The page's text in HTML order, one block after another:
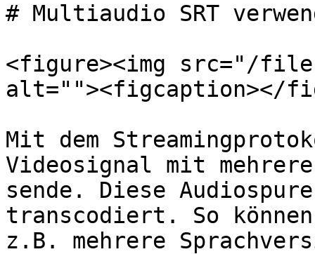
# Multiaudio SRT
<figure><img src="/files/
alt=""><figcaption></
Mit dem
Videosignal mit
sende. Diese
transcodiert. So
z.B. mehrere